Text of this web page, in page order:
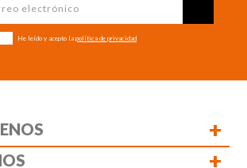
He leído y acepto la política de privacidad
+
+